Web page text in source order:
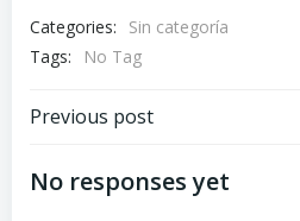
Categories:
Sin categoría
Tags:
No Tag
Post
navigation
Previous post
No responses yet